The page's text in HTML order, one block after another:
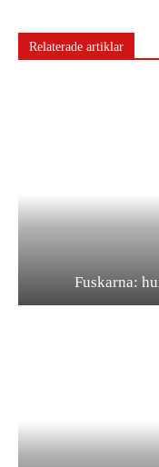
Relaterade artiklar
Fuskarna: